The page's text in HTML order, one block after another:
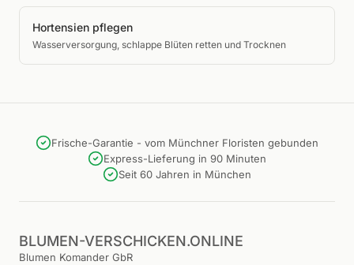
Hortensien pflegen
Wasserversorgung, schlappe Blüten retten und Trocknen
Frische-Garantie - vom Münchner Floristen gebunden
Express-Lieferung in 90 Minuten
Seit 60 Jahren in München
BLUMEN-VERSCHICKEN.ONLINE
Blumen Komander GbR